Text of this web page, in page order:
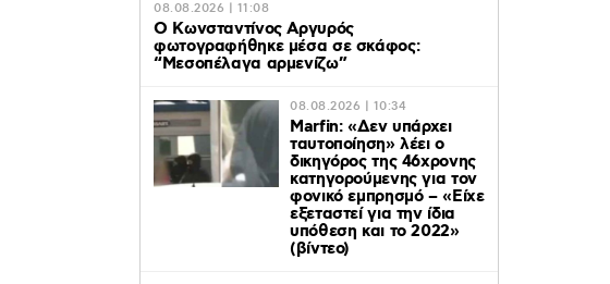
08.08.2026 | 11:08
Ο Κωνσταντίνος Αργυρός
φωτογραφήθηκε μέσα σε σκάφος:
“Μεσοπέλαγα αρμενίζω”
08.08.2026 | 10:34
Marfin: «Δεν υπάρχει
ταυτοποίηση» λέει ο
δικηγόρος της 46χρονης
κατηγορούμενης για τον
φονικό εμπρησμό – «Είχε
εξεταστεί για την ίδια
υπόθεση και το 2022»
(βίντεο)